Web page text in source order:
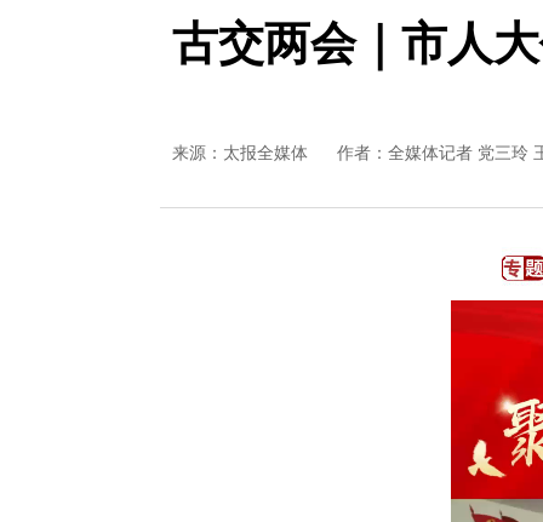
古交两会｜市人
来源： 太报全媒体 作者：全媒体记者 党三玲